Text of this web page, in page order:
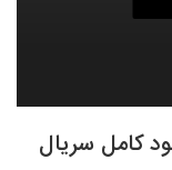
کامل سریال